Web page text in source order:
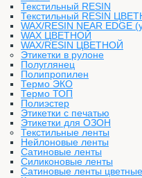
Текстильный RESIN
Текстильный RESIN
WAX/RESIN NEAR EDGE
WAX ЦВЕТНОЙ
WAX/RESIN ЦВЕТНОЙ
Этикетки в рулоне
Полуглянец
Полипропилен
Термо ЭКО
Термо ТОП
Полиэстер
Этикетки с печатью
Этикетки для ОЗОН
Текстильные ленты
Нейлоновые ленты
Сатиновые ленты
Силиконовые ленты
Сатиновые ленты цветные